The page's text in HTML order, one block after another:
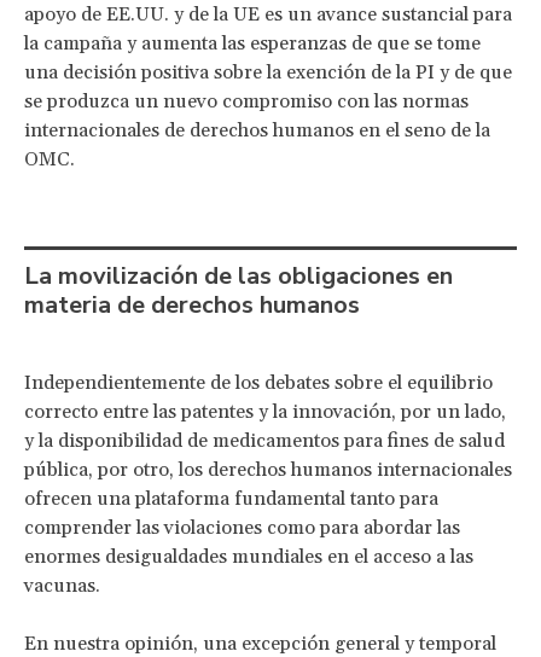
apoyo de EE.UU. y de la UE es un avance sustancial para
la campaña y aumenta las esperanzas de que se tome
una decisión positiva sobre la exención de la PI y de que
se produzca un nuevo compromiso con las normas
internacionales de derechos humanos en el seno de la
OMC.
La movilización de las obligaciones en
materia de derechos humanos
Independientemente de los debates sobre el equilibrio
correcto entre las patentes y la innovación, por un lado,
y la disponibilidad de medicamentos para fines de salud
pública, por otro, los derechos humanos internacionales
ofrecen una plataforma fundamental tanto para
comprender las violaciones como para abordar las
enormes desigualdades mundiales en el acceso a las
vacunas.
En nuestra opinión, una excepción general y temporal